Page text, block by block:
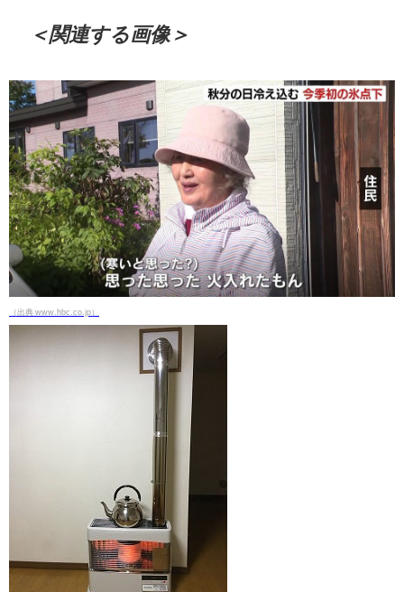
＜関連する画像＞
（出典 www.hbc.co.jp）